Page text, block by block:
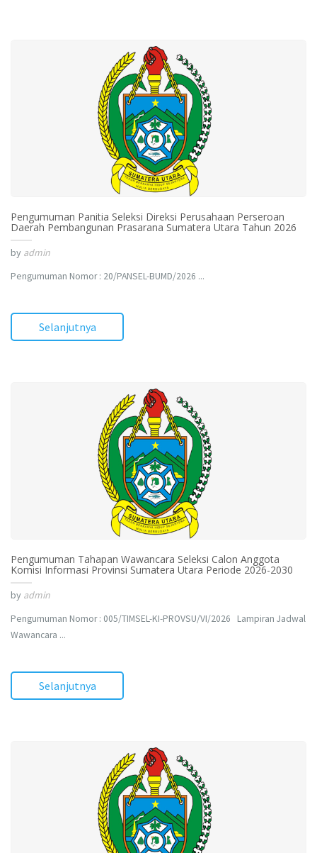
Pengumuman Panitia Seleksi Direksi Perusahaan Perseroan
Daerah Pembangunan Prasarana Sumatera Utara Tahun 2026
by admin
Pengumuman Nomor : 20/PANSEL-BUMD/2026 ...
Selanjutnya
Pengumuman Tahapan Wawancara Seleksi Calon Anggota
Komisi Informasi Provinsi Sumatera Utara Periode 2026-2030
by admin
Pengumuman Nomor : 005/TIMSEL-KI-PROVSU/VI/2026 Lampiran Jadwal
Wawancara ...
Selanjutnya